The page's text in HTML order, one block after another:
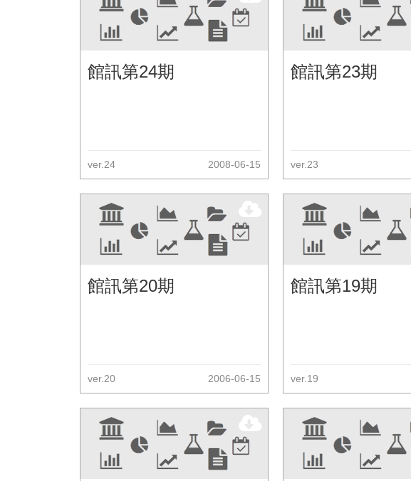
館訊第24期
ver.24 2008-06-15
館訊第23期
ver.23
館訊第20期
ver.20 2006-06-15
館訊第19期
ver.19